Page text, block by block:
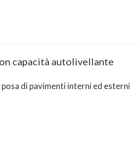
capacità autolivellante
posa di pavimenti interni ed esterni